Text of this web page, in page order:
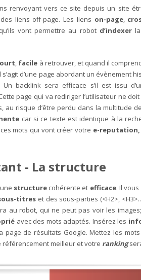
renvoyant vers ce site depuis un site
liens off-page. Les liens on-page,
vont permettre au robot d’indexer
, facile à retrouver, et quand il
s’agit d’une page abordant un évènement
backlink sera efficace s’il est issu
page qui va rediriger l’utilisateur ne
au risque d’être perdu dans la multitude
car si ce texte est identique à la
mots qui vont créer votre e-reputation,
- La structure
structure cohérente et efficace. Il
titres et des sous-parties (<H2>,
au robot, qui ne peut pas voir les
avec des mots adaptés. Insérez les
de résultats Google. Mettez les
meilleur et votre ranking